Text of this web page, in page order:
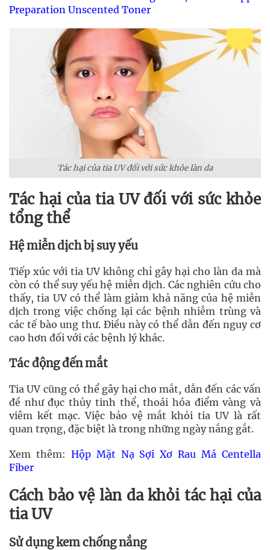
Preparation Unscented Toner
Tác hại của tia UV đối với sức khỏe làn da
Tác hại của tia UV đối với sức khỏe
tổng thể
Hệ miễn dịch bị suy yếu
Tiếp xúc với tia UV không chỉ gây hại cho làn da mà
còn có thể suy yếu hệ miễn dịch. Các nghiên cứu cho
thấy, tia UV có thể làm giảm khả năng của hệ miễn
dịch trong việc chống lại các bệnh nhiễm trùng và
các tế bào ung thư. Điều này có thể dẫn đến nguy cơ
cao hơn đối với các bệnh lý khác.
Tác động đến mắt
Tia UV cũng có thể gây hại cho mắt, dẫn đến các vấn
đề như đục thủy tinh thể, thoái hóa điểm vàng và
viêm kết mạc. Việc bảo vệ mắt khỏi tia UV là rất
quan trọng, đặc biệt là trong những ngày nắng gắt.
Xem thêm: Hộp Mặt Nạ Sợi Xơ Rau Má Centella
Fiber
Cách bảo vệ làn da khỏi tác hại của
tia UV
Sử dụng kem chống nắng